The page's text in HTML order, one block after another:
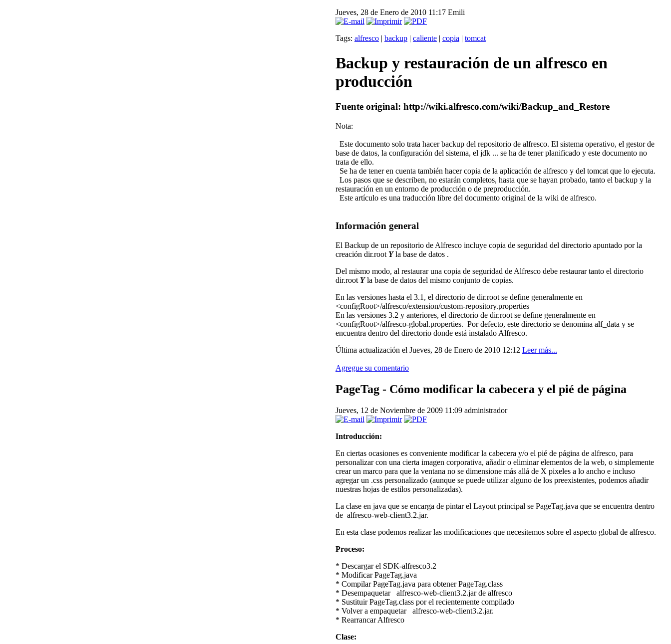
Jueves, 28 de Enero de 2010 11:17 Emili
Tags: alfresco| backup| caliente| copia | tomcat
Backup y restauración de un alfresco en
producción
Fuente original: http://wiki.alfresco.com/wiki/Backup_and_Restore
Nota:
Este documento solo trata hacer backup del repositorio de alfresco. El sistema operativo, el gestor de
base de datos, la configuración del sistema, el jdk ... se ha de tener planificado y este documento no
trata de ello.
Se ha de tener en cuenta también hacer copia de la aplicación de alfresco y del tomcat que lo ejecuta.
Los pasos que se describen, no estarán completos, hasta que se hayan probado, tanto el backup y la
restauración en un entorno de producción o de preproducción.
Este artículo es una traducción libre del documento original de la wiki de alfresco.
Información general
El Backup de un repositorio de Alfresco incluye copia de seguridad del directorio apuntado por la
creación dir.root Yla base de datos .
Del mismo modo, al restaurar una copia de seguridad de Alfresco debe restaurar tanto el directorio
dir.root Yla base de datos del mismo conjunto de copias.
En las versiones hasta el 3.1, el directorio de dir.root se define generalmente en
<configRoot>/alfresco/extension/custom-repository.properties
En las versiones 3.2 y anteriores, el directorio de dir.root se define generalmente en
<configRoot>/alfresco-global.properties. Por defecto, este directorio se denomina alf_data y se
encuentra dentro del directorio donde está instalado Alfresco.
Última actualización el Jueves, 28 de Enero de 2010 12:12 Leer más...
Agregue su comentario
PageTag - Cómo modificar la cabecera y el pié de página
Jueves, 12 de Noviembre de 2009 11:09 administrador
Introducción:
En ciertas ocasiones es conveniente modificar la cabecera y/o el pié de página de alfresco, para
personalizar con una cierta imagen corporativa, añadir o eliminar elementos de la web, o simplemente
crear un marco para que la ventana no se dimensione más allá de X pixeles a lo ancho e incluso
agregar un .css personalizado (aunque se puede utilizar alguno de los preexistentes, podemos añadir
nuestras hojas de estilos personalizadas).
La clase en java que se encarga de pintar el Layout principal se PageTag.java que se encuentra dentro
de alfresco-web-client3.2.jar.
En esta clase podemos realizar las modificaciones que necesitemos sobre el aspecto global de alfresco.
Proceso:
* Descargar el SDK-alfresco3.2
* Modificar PageTag.java
* Compilar PageTag.java para obtener PageTag.class
* Desempaquetar alfresco-web-client3.2.jar de alfresco
* Sustituir PageTag.class por el recientemente compilado
* Volver a empaquetar alfresco-web-client3.2.jar.
* Rearrancar Alfresco
Clase: